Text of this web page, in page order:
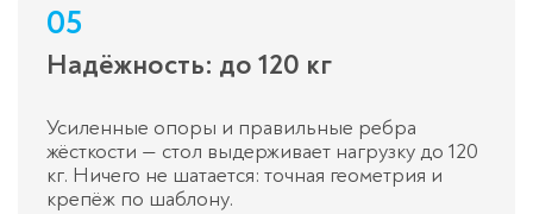
05
Надёжность: до 120 кг
Усиленные опоры и правильные ребра
жёсткости — стол выдерживает нагрузку до 120
кг. Ничего не шатается: точная геометрия и
крепёж по шаблону.